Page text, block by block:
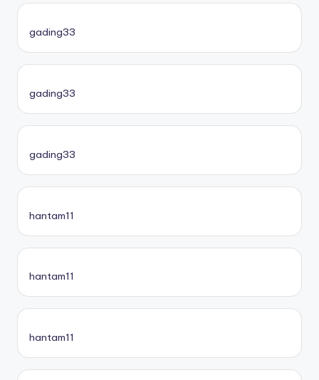
gading33
gading33
gading33
hantam11
hantam11
hantam11